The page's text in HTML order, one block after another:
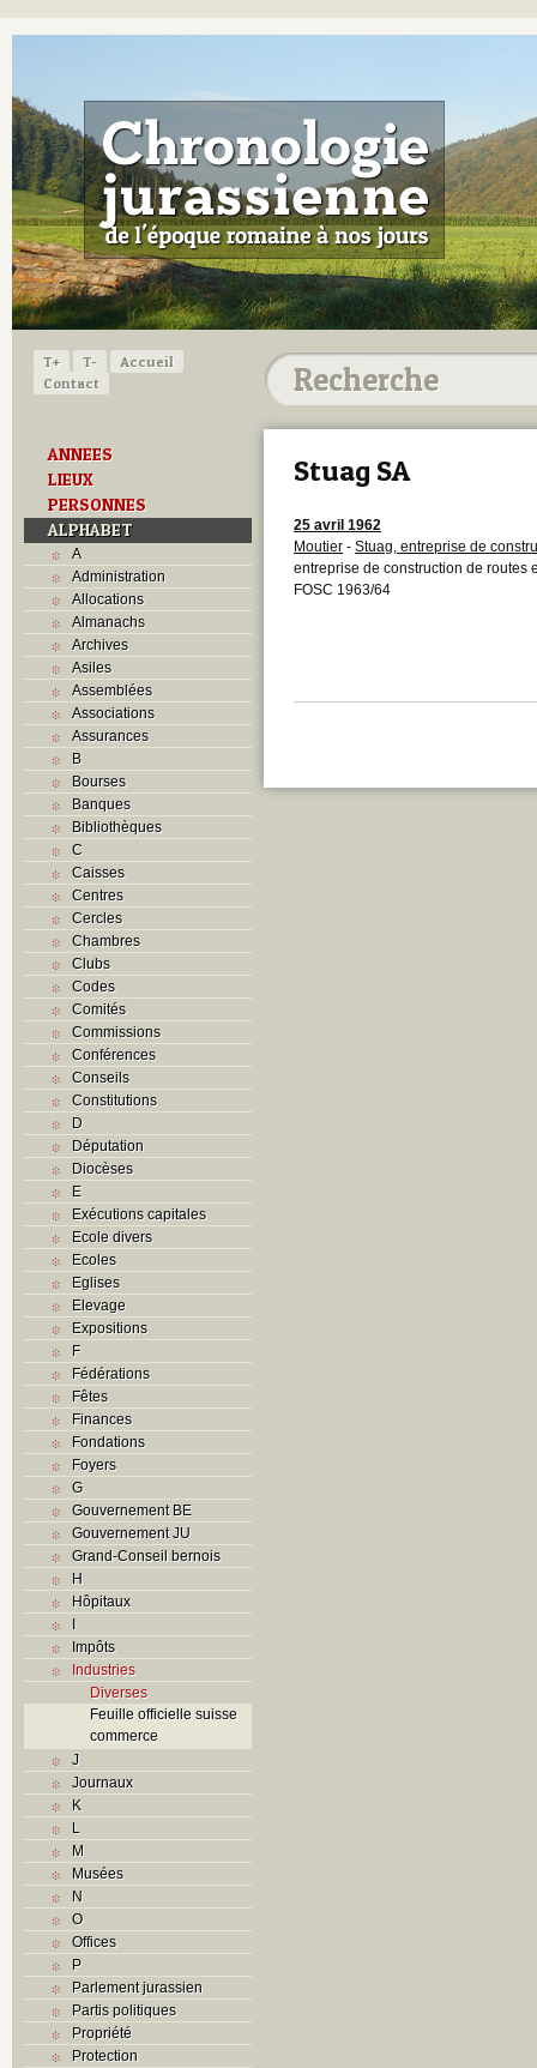
T+ T-
Accueil
Contact
ANNEES
LIEUX
PERSONNES
ALPHABET
A
Administration
Allocations
Almanachs
Archives
Asiles
Assemblées
Associations
Assurances
B
Bourses
Banques
Bibliothèques
C
Caisses
Centres
Cercles
Chambres
Clubs
Codes
Comités
Commissions
Conférences
Conseils
Constitutions
D
Députation
Diocèses
E
Exécutions capitales
Ecole divers
Ecoles
Eglises
Elevage
Expositions
F
Fédérations
Fêtes
Finances
Fondations
Foyers
G
Gouvernement BE
Gouvernement JU
Grand-Conseil bernois
H
Hôpitaux
I
Impôts
Industries
Diverses
Feuille officielle suisse
commerce
J
Journaux
K
L
M
Musées
N
O
Offices
P
Parlement jurassien
Partis politiques
Propriété
Protection
Stuag SA
25 avril 1962
Moutier - Stuag, entreprise de
entreprise de construction de routes
FOSC 1963/64